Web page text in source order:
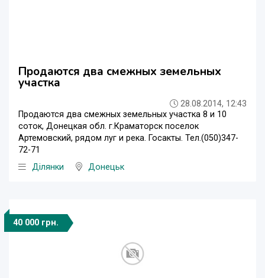
Продаются два смежных земельных
участка
28.08.2014, 12:43
Продаются два смежных земельных участка 8 и 10
соток, Донецкая обл. г.Краматорск поселок
Артемовский, рядом луг и река. Госакты. Тел.(050)347-
72-71
Ділянки
Донецьк
40 000 грн.